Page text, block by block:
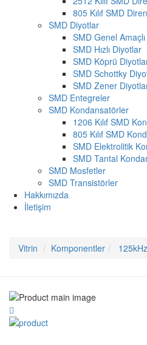
805 Kılıf SMD
SMD Diyotlar
SMD Genel
SMD Hızlı Diyotlar
SMD Köprü
SMD Schottky
SMD Zener
SMD Entegreler
SMD Kondansatörler
1206 Kılıf SMD
805 Kılıf SMD
SMD Elektrolitik
SMD Tantal
SMD Mosfetler
SMD Transistörler
Hakkımızda
İletişim
Vitrin Komponentler